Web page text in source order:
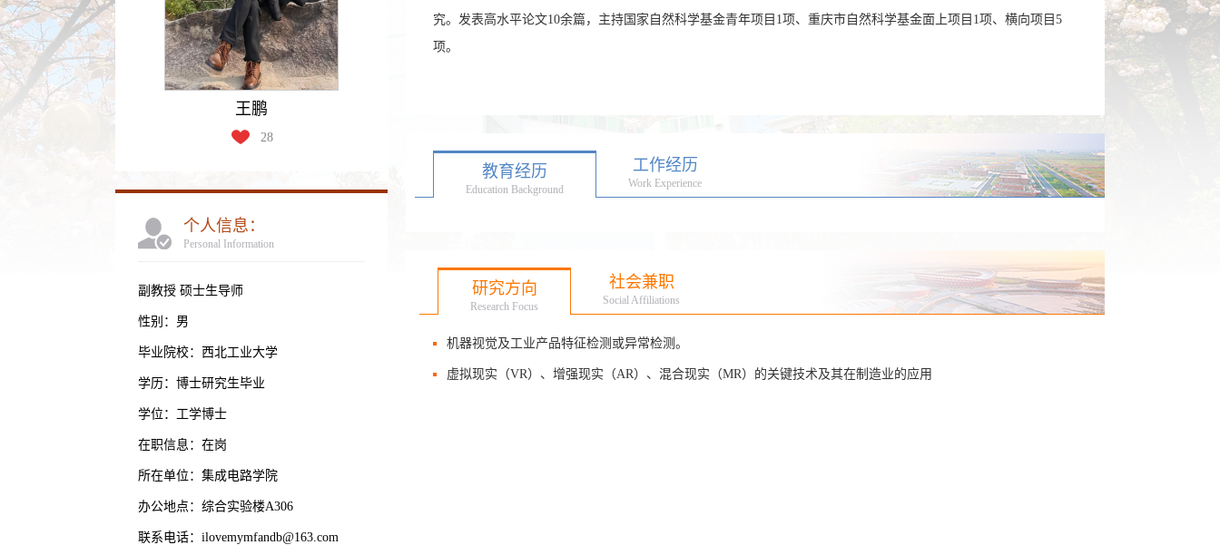
王鹏
28
个人信息：
Personal Information
副教授 硕士生导师
性别：男
毕业院校：西北工业大学
学历：博士研究生毕业
学位：工学博士
在职信息：在岗
所在单位：集成电路学院
办公地点：综合实验楼A306
联系电话：ilovemymfandb@163.com
究。发表高水平论文10余篇，主持国家自然科学基金青年项目1项、重庆市自然科学基金面上项目1项、横向项目5
项。
教育经历
Education Background
工作经历
Work Experience
研究方向
Research Focus
社会兼职
Social Affiliations
机器视觉及工业产品特征检测或异常检测。
虚拟现实（VR）、增强现实（AR）、混合现实（MR）的关键技术及其在制造业的应用